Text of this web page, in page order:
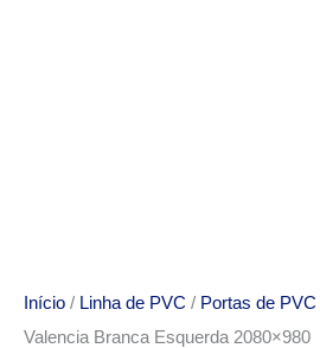
Início / Linha de PVC / Portas de PVC
Valencia Branca Esquerda 2080×980